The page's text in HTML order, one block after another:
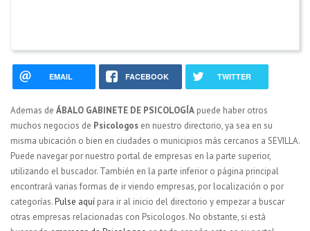
EMAIL FACEBOOK TWITTER
Ademas de ÁBALO GABINETE DE PSICOLOGÍA puede haber otros
muchos negocios de Psicologos en nuestro directorio, ya sea en su
misma ubicación o bien en ciudades o municipios más cercanos a SEVILLA.
Puede navegar por nuestro portal de empresas en la parte superior,
utilizando el buscador. También en la parte inferior o página principal
encontrará varias formas de ir viendo empresas, por localización o por
categorías.Pulse aquí para ir al inicio del directorio y empezar a buscar
otras empresas relacionadas con Psicologos. No obstante, si está